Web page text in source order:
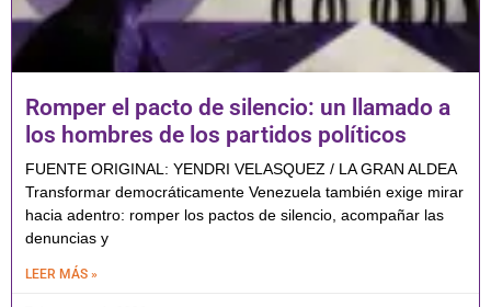
Romper el pacto de silencio: un llamado a
los hombres de los partidos políticos
FUENTE ORIGINAL: YENDRI VELASQUEZ / LA GRAN ALDEA
Transformar democráticamente Venezuela también exige mirar
hacia adentro: romper los pactos de silencio, acompañar las
denuncias y
LEER MÁS »